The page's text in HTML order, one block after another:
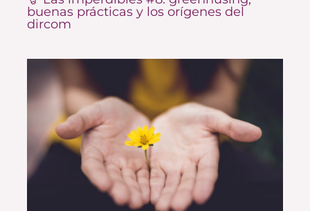
buenas prácticas y los orígenes del
dircom